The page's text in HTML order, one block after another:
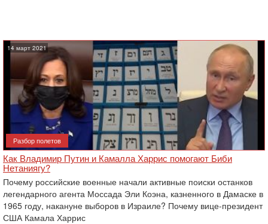
14 март 2021
Разбор полетов
Как Владимир Путин и Камалла Харрис помогают Биби
Нетаниягу?
Почему российские военные начали активные поиски останков
легендарного агента Моссада Эли Коэна, казненного в Дамаске в
1965 году, накануне выборов в Израиле? Почему вице-президент
США Камала Харрис